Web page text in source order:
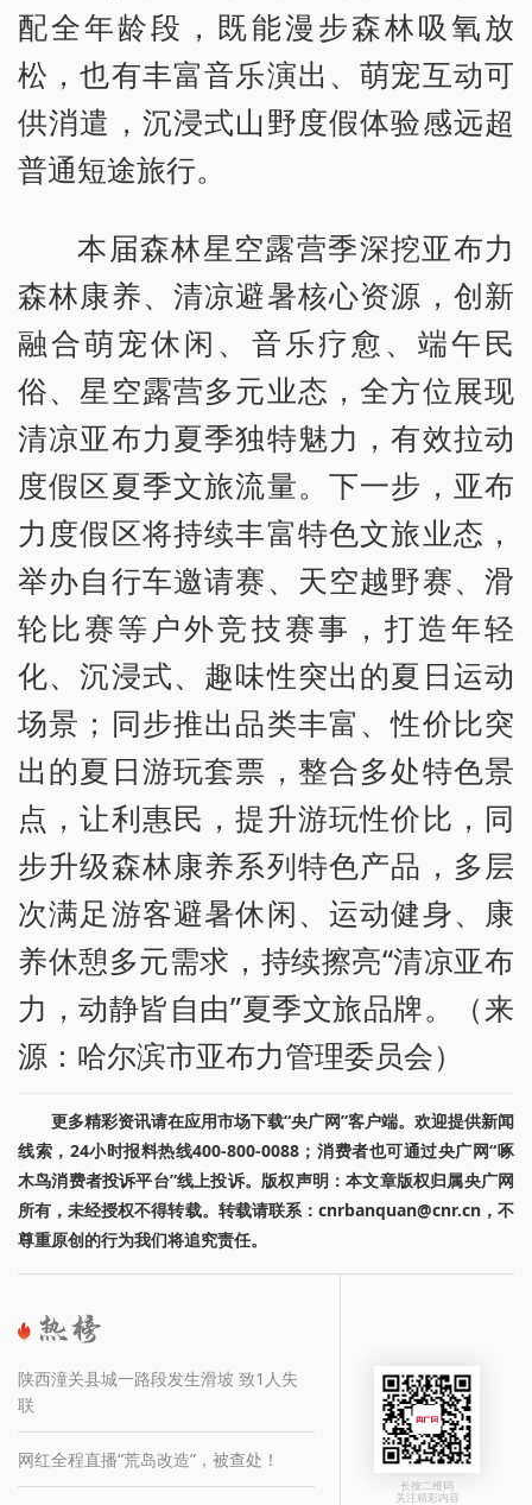
配全年龄段，既能漫步森林吸氧放
松，也有丰富音乐演出、萌宠互动可
供消遣，沉浸式山野度假体验感远超
普通短途旅行。
本届森林星空露营季深挖亚布力
森林康养、清凉避暑核心资源，创新
融合萌宠休闲、音乐疗愈、端午民
俗、星空露营多元业态，全方位展现
清凉亚布力夏季独特魅力，有效拉动
度假区夏季文旅流量。下一步，亚布
力度假区将持续丰富特色文旅业态，
举办自行车邀请赛、天空越野赛、滑
轮比赛等户外竞技赛事，打造年轻
化、沉浸式、趣味性突出的夏日运动
场景；同步推出品类丰富、性价比突
出的夏日游玩套票，整合多处特色景
点，让利惠民，提升游玩性价比，同
步升级森林康养系列特色产品，多层
次满足游客避暑休闲、运动健身、康
养休憩多元需求，持续擦亮“清凉亚布
力，动静皆自由”夏季文旅品牌。（来
源：哈尔滨市亚布力管理委员会）
更多精彩资讯请在应用市场下载“央广网”客户端。欢迎提供新闻
线索，24小时报料热线400-800-0088；消费者也可通过央广网“啄
木鸟消费者投诉平台”线上投诉。版权声明：本文章版权归属央广网
所有，未经授权不得转载。转载请联系：cnrbanquan@cnr.cn，不
尊重原创的行为我们将追究责任。
陕西潼关县城一路段发生滑坡 致1人失
联
网红全程直播“荒岛改造”，被查处！
长按二维码
关注精彩内容